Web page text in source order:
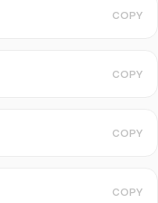
COPY
COPY
COPY
COPY